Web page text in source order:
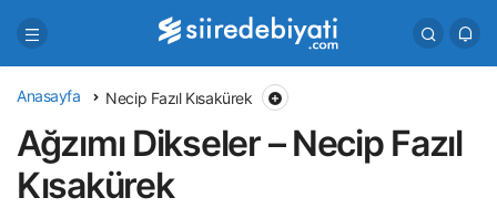
Anasayfa Necip Fazıl Kısakürek
Ağzımı Dikseler – Necip Fazıl
Kısakürek